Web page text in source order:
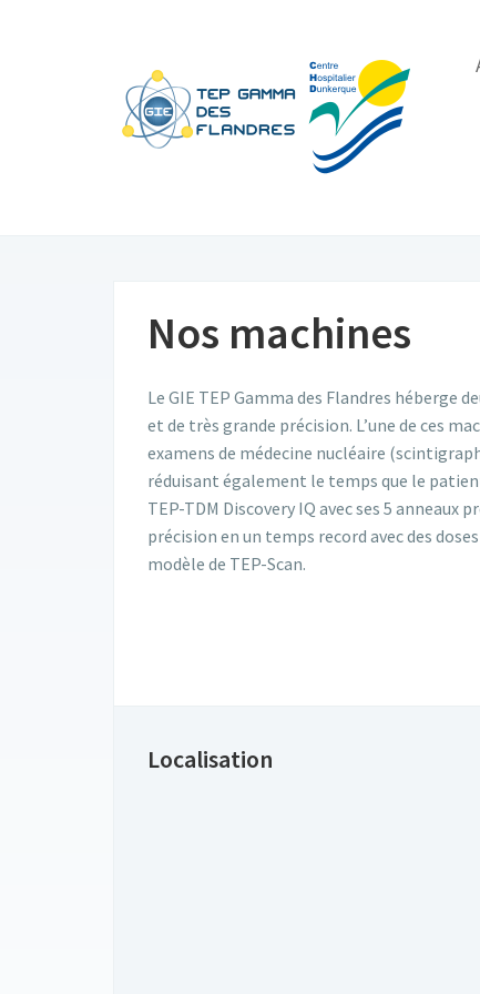
Nos machines
Le GIE TEP Gamma des Flandres héberge
et de très grande précision. L’une de ces
examens de médecine nucléaire
réduisant également le temps que le
TEP-TDM Discovery IQ avec ses 5
précision en un temps record avec des
modèle de TEP-Scan.
Localisation